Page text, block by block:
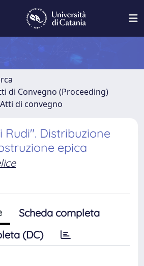
di Convegno (Proceeding)
di convegno
Rudi". Distribuzione
epica
Scheda completa
(DC)